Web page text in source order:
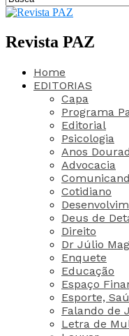
Revista PAZ
Home
EDITORIAS
Capa
Programa
Editorial
Psicologia
Anos
Advocacia
Cotidiano
Deus de
Direito
Dr Júlio
Enquete
Educação
Espaço
Esporte,
Falando de
Letra de